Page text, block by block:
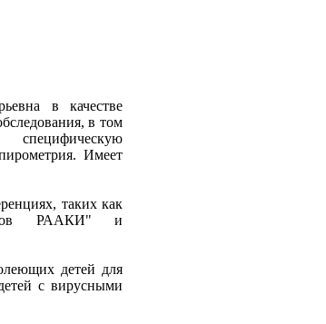
в качестве
в том
Имеет
таких как
РААКИ" и
детей для
с вирусными